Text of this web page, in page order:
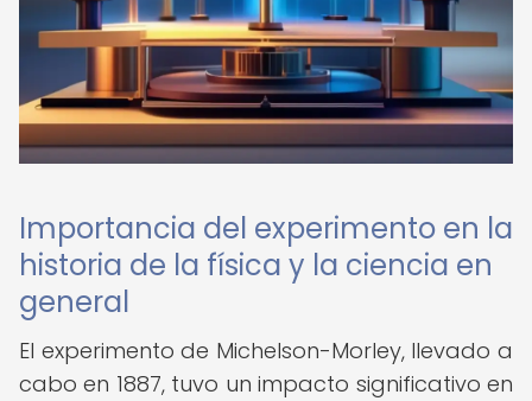
Importancia del experimento en la
historia de la física y la ciencia en
general
El experimento de Michelson-Morley, llevado a
cabo en 1887, tuvo un impacto significativo en